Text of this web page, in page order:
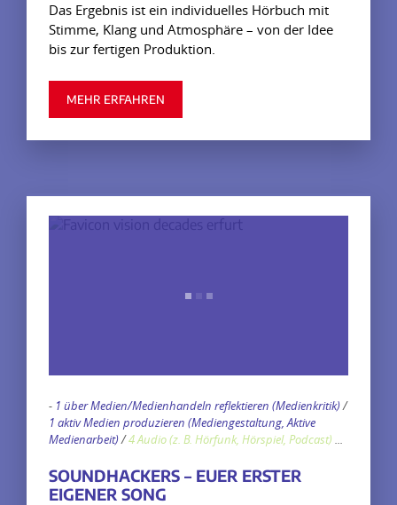
Das Ergebnis ist ein individuelles Hörbuch mit
Stimme, Klang und Atmosphäre – von der Idee
bis zur fertigen Produktion.
MEHR ERFAHREN
- 1 über Medien/Medienhandeln reflektieren (Medienkritik)/
1 aktiv Medien produzieren (Mediengestaltung, Aktive
Medienarbeit)/4 Audio (z. B. Hörfunk, Hörspiel, Podcast) ...
SOUNDHACKERS – EUER ERSTER
EIGENER SONG